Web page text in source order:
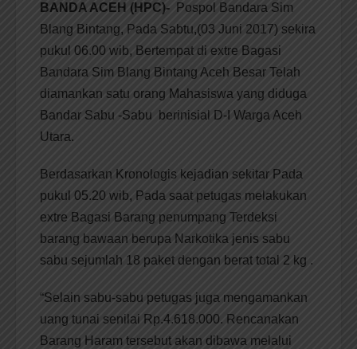
BANDA ACEH (HPC)- Pospol Bandara Sim
Blang Bintang, Pada Sabtu,(03 Juni 2017) sekira
pukul 06.00 wib, Bertempat di extre Bagasi
Bandara Sim Blang Bintang Aceh Besar Telah
diamankan satu orang Mahasiswa yang diduga
Bandar Sabu -Sabu berinisial D-I Warga Aceh
Utara.
Berdasarkan Kronologis kejadian sekitar Pada
pukul 05.20 wib, Pada saat petugas melakukan
extre Bagasi Barang penumpang Terdeksi
barang bawaan berupa Narkotika jenis sabu
sabu sejumlah 18 paket dengan berat total 2 kg .
“Selain sabu-sabu petugas juga mengamankan
uang tunai senilai Rp.4.618.000. Rencanakan
Barang Haram tersebut akan dibawa melalui